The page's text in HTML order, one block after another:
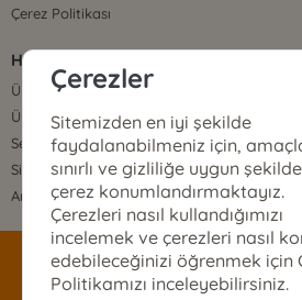
Çerez Politikası
HIZLI ERİŞİM
Üye Ol
Üye Giriş
Sepetim
Sipariş Takip
Anasayfa
Çerezler
Sitemizden en iyi şekilde
faydalanabilmeniz için,
sınırlı ve gizliliğe uygun şekilde
çerez konumlandırmaktayız.
Çerezleri nasıl kullandığımızı
incelemek ve çerezleri nasıl
edebileceğinizi öğrenmek için
Politikamızı inceleyebilirsiniz.